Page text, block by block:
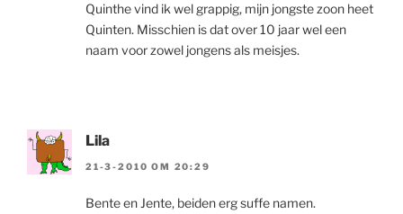
Quinthe vind ik wel grappig, mijn jongste zoon heet
Quinten. Misschien is dat over 10 jaar wel een
naam voor zowel jongens als meisjes.
Lila
21-3-2010 OM 20:29
Bente en Jente, beiden erg suffe namen.